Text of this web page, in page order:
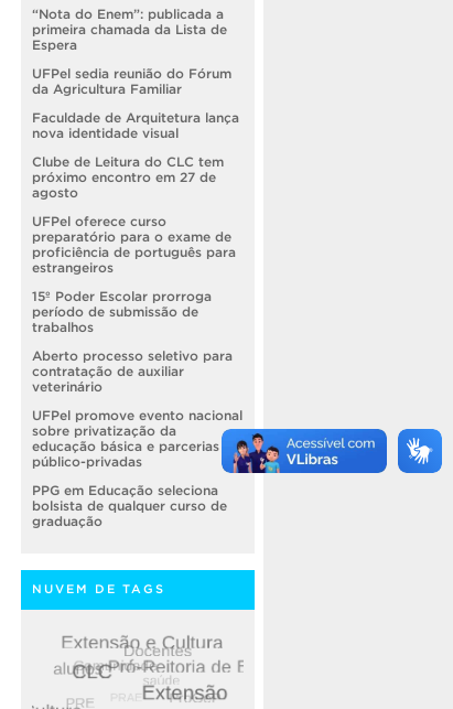
“Nota do Enem”: publicada a
primeira chamada da Lista de
Espera
UFPel sedia reunião do Fórum
da Agricultura Familiar
Faculdade de Arquitetura lança
nova identidade visual
Clube de Leitura do CLC tem
próximo encontro em 27 de
agosto
UFPel oferece curso
preparatório para o exame de
proficiência de português para
estrangeiros
15º Poder Escolar prorroga
período de submissão de
trabalhos
Aberto processo seletivo para
contratação de auxiliar
veterinário
UFPel promove evento nacional
sobre privatização da
educação básica e parcerias
público-privadas
PPG em Educação seleciona
bolsista de qualquer curso de
graduação
NUVEM DE TAGS